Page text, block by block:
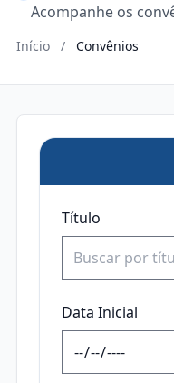
Acompanhe os
Início / Convênios
Título
Data Inicial